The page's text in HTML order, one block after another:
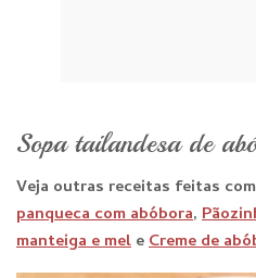
Sopa tailandesa de
Veja outras receitas feitas
panqueca com abóbora,
manteiga e mel eCreme de